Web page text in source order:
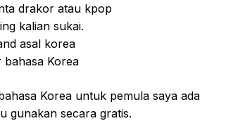
drakor atau kpop
kalian sukai.
asal korea
bahasa Korea
Korea untuk pemula saya ada
gunakan secara gratis.